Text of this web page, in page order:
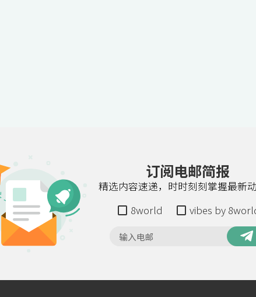
订阅电邮简报
精选内容速递，时时刻刻掌握最新动
8world
vibes by